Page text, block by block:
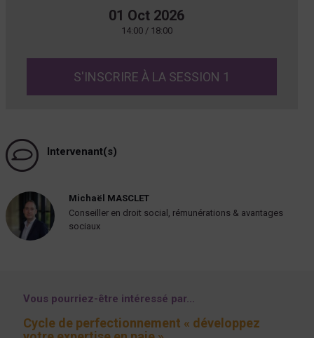
01 Oct 2026
14:00 / 18:00
S'INSCRIRE À LA SESSION 1
Intervenant(s)
Michaël MASCLET
Conseiller en droit social, rémunérations & avantages
sociaux
Vous pourriez-être intéressé par...
cycle de perfectionnement « développez